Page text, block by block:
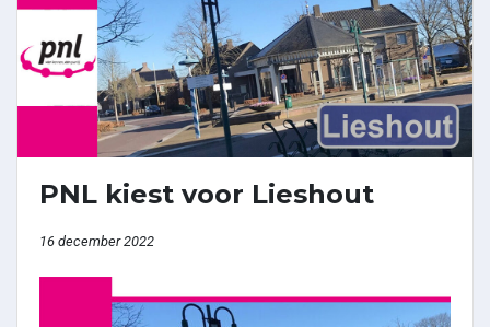
PNL kiest voor Lieshout
16 december 2022